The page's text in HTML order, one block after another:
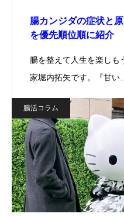
腸カンジダの症状と
を優先順位順に紹介
腸を整えて人生を楽しも
家堀内拓矢です。『甘い…
腸活コラム